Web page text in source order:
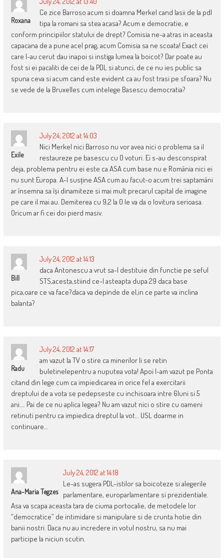
Roxana
Ce zice Barroso acum si doamna Merkel cand lasii de la pdl
tipa la romani sa stea acasa? Acum e democratie, e
conform principiilor statului de drept? Comisia ne-a atras in aceasta
capacana de a pune acel prag, acum Comisia sa ne scoata! Exact cei
care l-au cerut dau inapoi si instiga lumea la boicot? Dar poate au
fost si ei pacaliti de cei de la PDL si atunci, de ce nu ies public sa
spuna ceva si acum cand este evident ca au fost trasi pe sfoara? Nu
se vede de la Bruxelles cum intelege Basescu democratia?
Exile
July 24, 2012 at 14:03
Nici Merkel nici Barroso nu vor avea nici o problema sa il
restaureze pe basescu cu 0 voturi. Ei s-au desconspirat
deja, problema pentru ei este ca ASA cum base nu e România nici ei
nu sunt Europa. A-l susține ASA cum au facut-o acum trei saptamâni
ar însemna sa își dinamiteze si mai mult precarul capital de imagine
pe care il mai au. Demiterea cu 9,2 la 0 le va da o lovitura serioasa.
Oricum ar fi cei doi pierd masiv.
Bill
July 24, 2012 at 14:13
daca Antonescu a vrut sa-l destituie din functie pe seful
STS,acesta,stiind ce-l asteapta dupa 29 daca base
pica,oare ce va face?daca va depinde de el,in ce parte va inclina
balanta?
Radu
July 24, 2012 at 14:17
am vazut la TV o stire ca minerilor li se retin
buletinelepentru a nuputea vota! Apoi l-am vazut pe Ponta
citand din lege cum ca impiedicarea in orice fel a exercitarii
dreptului de a vota se pedepseste cu inchisoara intre 6luni si 5
ani…. Pai de ce nu aplica legea? Nu am vazut nici o stire cu oameni
retinuti pentru ca impiedica dreptul la vot… USL doarme in
continuare…
Ana-Maria Tegzes
July 24, 2012 at 14:18
Le-as sugera PDL-istilor sa boicoteze si alegerile
parlamentare, europarlamentare si prezidentiale.
Asa va scapa aceasta tara de ciuma portocalie, de metodele lor
“democratice” de intimidare si manipulare si de crunta hotie din
banii nostri. Daca nu au incredere in votul nostru, sa nu mai
participe la niciun scutin.